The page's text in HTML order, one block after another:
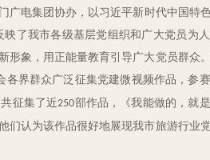
广电集团协办，以习近平新时代中国特
映了我市各级基层党组织和广大党员为
形象，用正能量教育引导广大党员群众
界群众广泛征集党建微视频作品，参赛
征集了近250部作品，《我能做的，就
们认为该作品很好地展现我市旅游行业